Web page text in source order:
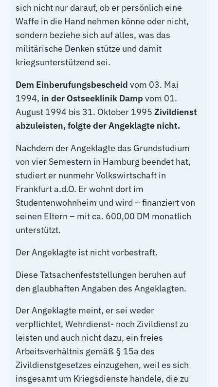
sich nicht nur darauf, ob er persönlich eine
Waffe in die Hand nehmen könne oder nicht,
sondern beziehe sich auf alles, was das
militärische Denken stütze und damit
kriegsunterstützend sei.
Dem Einberufungsbescheid vom 03. Mai
1994, in der Ostseeklinik Damp vom 01.
August 1994 bis 31. Oktober 1995Zivildienst
abzuleisten, folgte der Angeklagte nicht.
Nachdem der Angeklagte das Grundstudium
von vier Semestern in Hamburg beendet hat,
studiert er nunmehr Volkswirtschaft in
Frankfurt a.d.O. Er wohnt dort im
Studentenwohnheim und wird – finanziert von
seinen Eltern – mit ca. 600,00 DM monatlich
unterstützt.
Der Angeklagte ist nicht vorbestraft.
Diese Tatsachenfeststellungen beruhen auf
den glaubhaften Angaben des Angeklagten.
Der Angeklagte meint, er sei weder
verpflichtet, Wehrdienst- noch Zivildienst zu
leisten und auch nicht dazu, ein freies
Arbeitsverhältnis gemäß § 15a des
Zivildienstgesetzes einzugehen, weil es sich
insgesamt um Kriegsdienste handele, die zu